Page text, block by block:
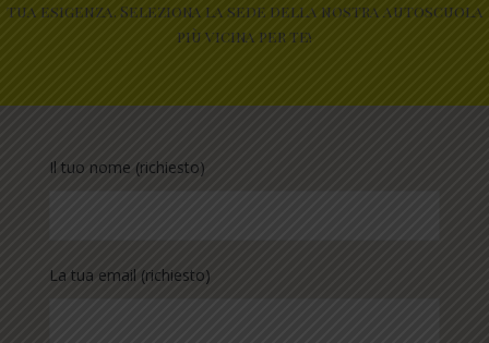
tua esigenza. Seleziona la sede della nostra autoscuola
più vicina per te!
Il tuo nome (richiesto)
La tua email (richiesto)